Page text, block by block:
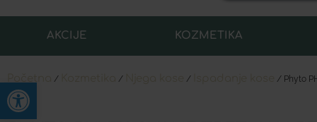
Open toolbar
AKCIJE KOZMETIKA
/ / / / Phyto